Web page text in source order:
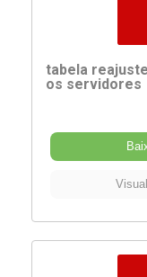
tabela
os servidores